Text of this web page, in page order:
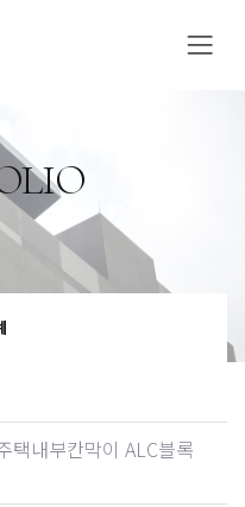
택내부칸막이 ALC블록